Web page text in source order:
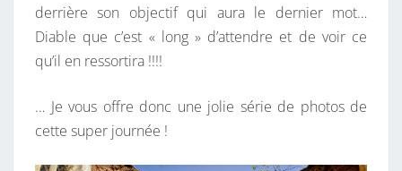
derrière son objectif qui aura le dernier mot…
Diable que c’est « long » d’attendre et de voir ce
qu’il en ressortira !!!!
… Je vous offre donc une jolie série de photos de
cette super journée !